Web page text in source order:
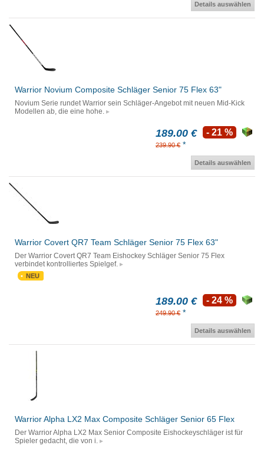
Details auswählen
Warrior Novium Composite Schläger Senior 75 Flex 63"
Novium Serie rundet Warrior sein Schläger-Angebot mit neuen Mid-Kick
Modellen ab, die eine hohe.
189.00 €
239.90 € *
- 21 %
Details auswählen
Warrior Covert QR7 Team Schläger Senior 75 Flex 63"
Der Warrior Covert QR7 Team Eishockey Schläger Senior 75 Flex
verbindet kontrolliertes Spielgef.
NEU
189.00 €
249.90 € *
- 24 %
Details auswählen
Warrior Alpha LX2 Max Composite Schläger Senior 65 Flex
Der Warrior Alpha LX2 Max Senior Composite Eishockeyschläger ist für
Spieler gedacht, die von i.